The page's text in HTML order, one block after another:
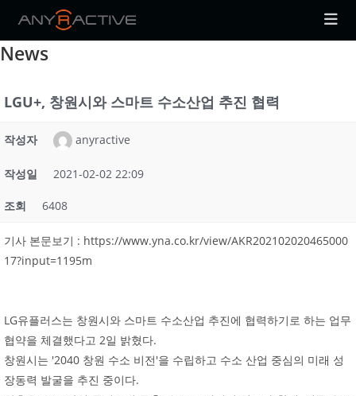
content
News
LGU+, 창원시와 스마트 수소산업 추진 협력
작성자 anyractive
작성일 2021-02-02 22:09
조회 6408
기사 본문보기 : https://www.yna.co.kr/view/AKR202102020465000
17?input=1195m
LG유플러스는 창원시와 스마트 수소산업 추진에 협력하기로 하는 업무
협약을 체결했다고 2일 밝혔다.
창원시는 '2040 창원 수소 비전'을 수립하고 수소 산업 중심의 미래 성
장동력 발굴을 추진 중이다.